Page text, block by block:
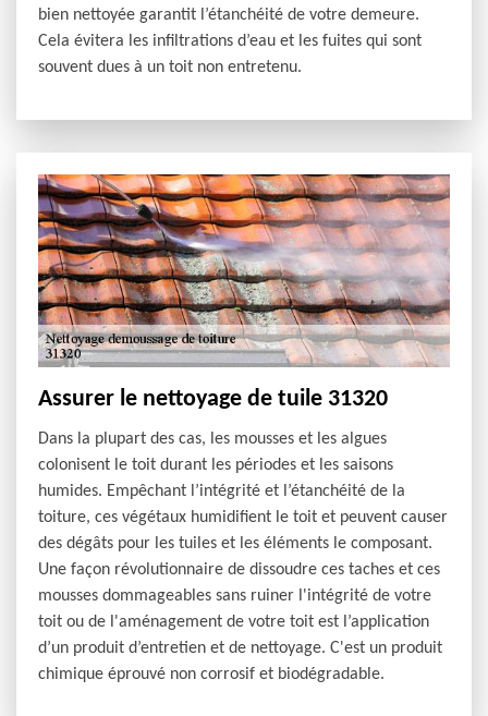
bien nettoyée garantit l’étanchéité de votre demeure.
Cela évitera les infiltrations d’eau et les fuites qui sont
souvent dues à un toit non entretenu.
Assurer le nettoyage de tuile 31320
Dans la plupart des cas, les mousses et les algues
colonisent le toit durant les périodes et les saisons
humides. Empêchant l’intégrité et l’étanchéité de la
toiture, ces végétaux humidifient le toit et peuvent causer
des dégâts pour les tuiles et les éléments le composant.
Une façon révolutionnaire de dissoudre ces taches et ces
mousses dommageables sans ruiner l'intégrité de votre
toit ou de l'aménagement de votre toit est l’application
d’un produit d’entretien et de nettoyage. C'est un produit
chimique éprouvé non corrosif et biodégradable.